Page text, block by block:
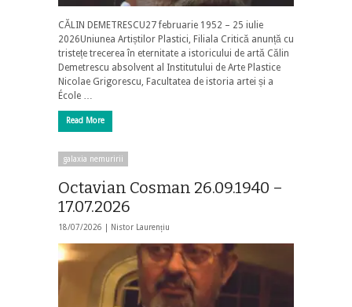
CĂLIN DEMETRESCU27 februarie 1952 – 25 iulie
2026Uniunea Artiștilor Plastici, Filiala Critică anunță cu
tristețe trecerea în eternitate a istoricului de artă Călin
Demetrescu absolvent al Institutului de Arte Plastice
Nicolae Grigorescu, Facultatea de istoria artei și a
École …
Read More
galaxia nemuririi
Octavian Cosman 26.09.1940 –
17.07.2026
18/07/2026 | Nistor Laurențiu